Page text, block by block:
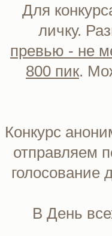
Для
личку.
превью - не
800 пик.
Конкурс
отправляем
голосование
В День